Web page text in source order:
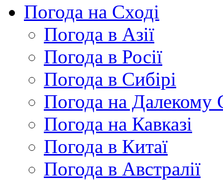
Погода на Сході
Погода в Азії
Погода в Росії
Погода в Сибірі
Погода на Далекому
Погода на Кавказі
Погода в Китаї
Погода в Австралії